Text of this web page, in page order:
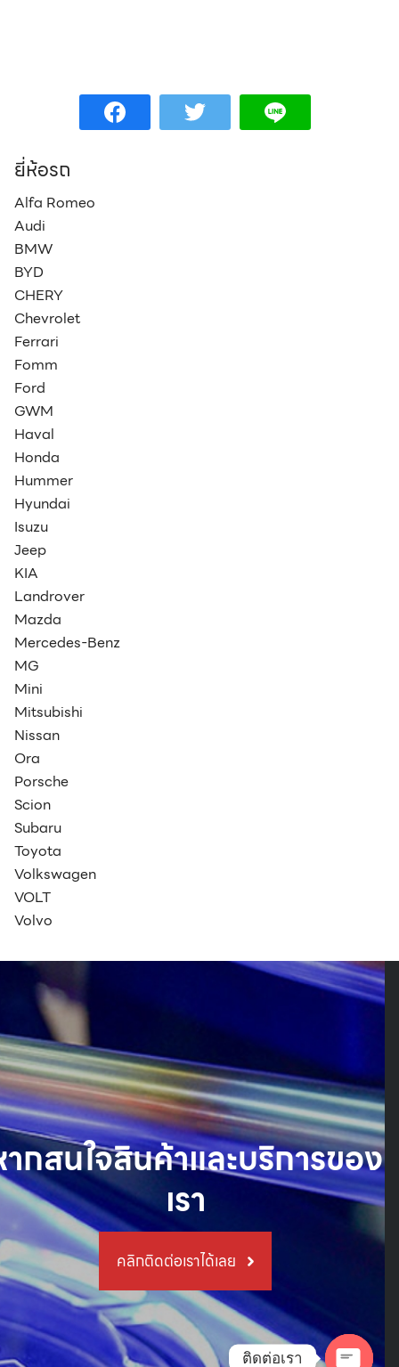
Search
ยี่ห้อรถ
Alfa Romeo
Audi
BMW
BYD
CHERY
Chevrolet
Ferrari
Fomm
Ford
GWM
Haval
Honda
Hummer
Hyundai
Isuzu
Jeep
KIA
Landrover
Mazda
Mercedes-Benz
MG
Mini
Mitsubishi
Nissan
Ora
Porsche
Scion
Subaru
Toyota
Volkswagen
VOLT
Volvo
กสนใจสินค้าและบริการของ
เรา
คลิกติดต่อเราได้เลย
ติดต่อเรา